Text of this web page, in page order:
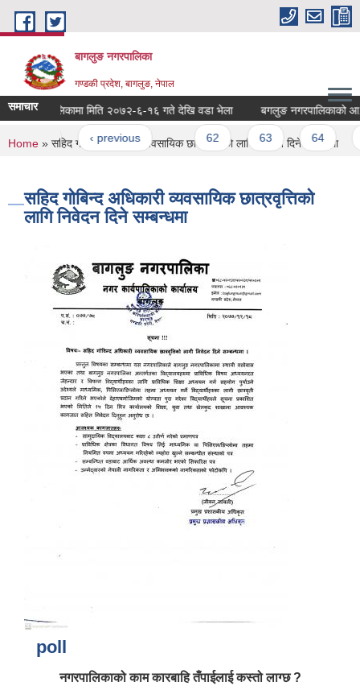
Skip to main content
बागलुङ नगरपालिका
गण्डकी प्रदेश, बागलुङ, नेपाल
समाचार
नगरपालिकामा मिति २०७२-६-१६ गते देखि वडा भेला बगलुङ नगरपालिकाको
« first ‹ previous … 62 63 64
You are here
Home » सहिद गोबिन्द अधिकारी व्यवसायिक छात्रवृत्तिको लागि निवेदन दिने सम्बन्धमा
सहिद गोबिन्द अधिकारी व्यवसायिक छात्रवृत्तिको
लागि निवेदन दिने सम्बन्धमा
poll
नगरपालिकाको काम कारबाहि तँपाईलाई कस्तो लाग्छ ?